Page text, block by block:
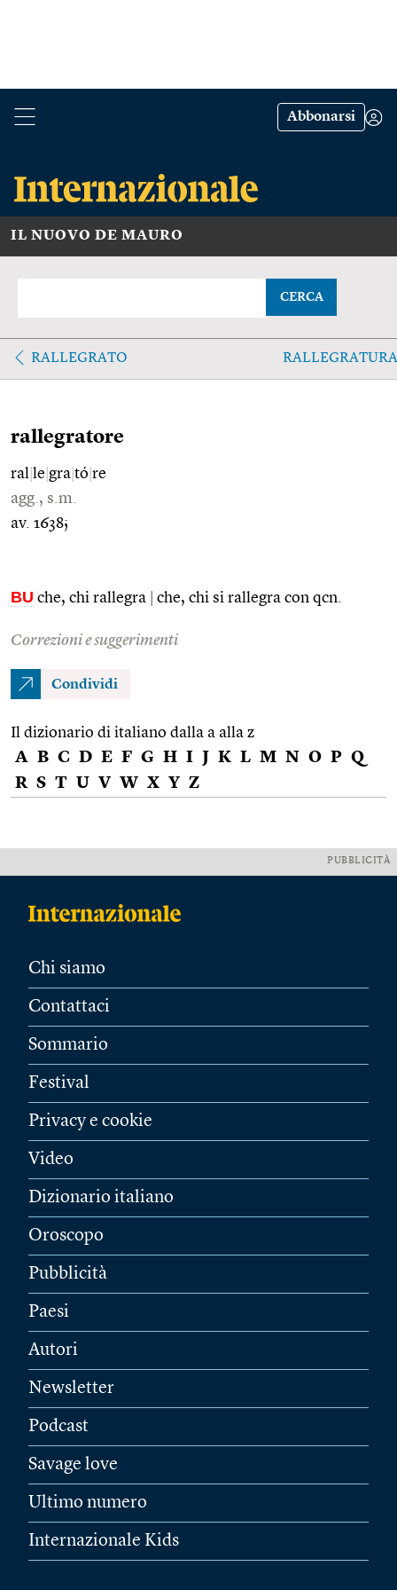
Abbonarsi
IL NUOVO DE MAURO
CERCA
RALLEGRATO RALLEGRATURA
rallegratore
ral le gra tó re
agg., s.m.
av. 1638;
BU che, chi rallegra che, chi si rallegra con qcn.
Correzioni e suggerimenti
Condividi
Il dizionario di italiano dalla a alla z
A B C D E F G H I J K L M N O P Q
R S T U V W X Y Z
PUBBLICITÀ
Chi siamo
Contattaci
Sommario
Festival
Privacy e cookie
Video
Dizionario italiano
Oroscopo
Pubblicità
Paesi
Autori
Newsletter
Podcast
Savage love
Ultimo numero
Internazionale Kids